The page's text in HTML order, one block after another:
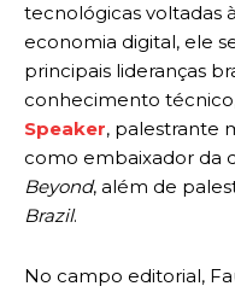
tecnológicas voltadas
economia digital, ele
principais lideranças
conhecimento
Speaker, palestrante
como embaixador da
Beyond, além de
Brazil.
No campo editorial,